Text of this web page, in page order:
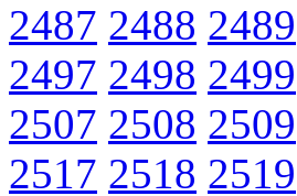
2487 2488 2489
2497 2498 2499
2507 2508 2509
2517 2518 2519